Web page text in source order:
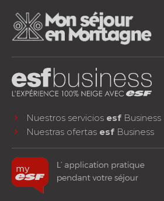
Nuestros servicios esf Business
Nuestras ofertas esf Business